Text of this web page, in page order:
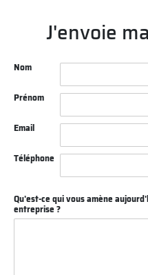
J'envoie
Nom
Prénom
Email
Téléphone
Qu'est-ce qui vous amène
entreprise ?